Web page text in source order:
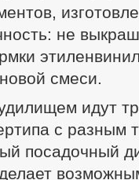
не
смеси.
идут
с разным
посадочный